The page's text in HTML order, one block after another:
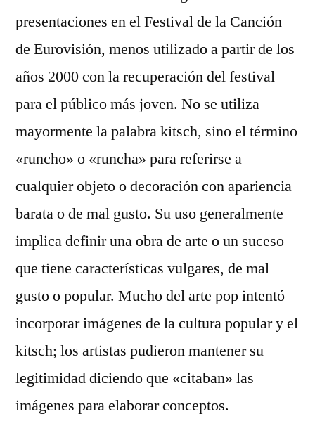
presentaciones en el Festival de la Canción
de Eurovisión, menos utilizado a partir de los
años 2000 con la recuperación del festival
para el público más joven. No se utiliza
mayormente la palabra kitsch, sino el término
«runcho» o «runcha» para referirse a
cualquier objeto o decoración con apariencia
barata o de mal gusto. Su uso generalmente
implica definir una obra de arte o un suceso
que tiene características vulgares, de mal
gusto o popular. Mucho del arte pop intentó
incorporar imágenes de la cultura popular y el
kitsch; los artistas pudieron mantener su
legitimidad diciendo que «citaban» las
imágenes para elaborar conceptos.